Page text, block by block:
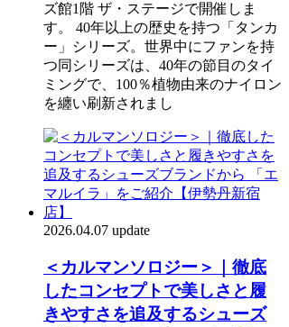
ズ館1階 ザ・ステージで開催しま
す。 40年以上の歴史を持つ「タンカ
ー」シリーズ。世界中にファンを持
つ同シリーズは、40年の節目のタイ
ミングで、100％植物由来のナイロン
を纏い刷新されまし
2026.04.07 update
＜カルマンソロジー＞｜徹底
したコンセプトで美しさと履
きやすさを追及するシューズ